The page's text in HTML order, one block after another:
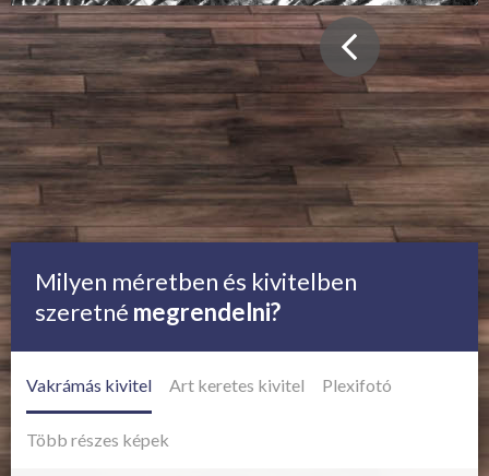
Milyen méretben és kivitelben
szeretné megrendelni?
Vakrámás kivitel Art keretes kivitel Plexifotó
Több részes képek